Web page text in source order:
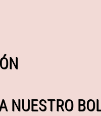
NUESTRO